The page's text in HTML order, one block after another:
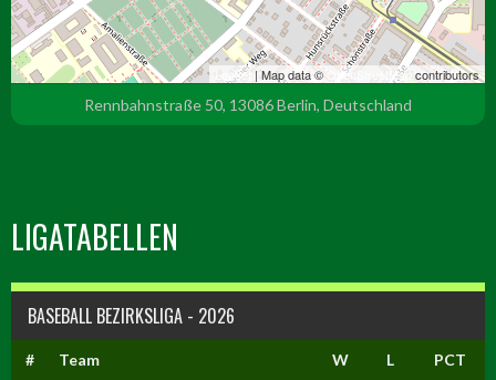
Leaflet | Map data ©OpenStreetMapcontributors
Rennbahnstraße 50, 13086 Berlin, Deutschland
LIGATABELLEN
BASEBALL BEZIRKSLIGA - 2026
# Team W L PCT